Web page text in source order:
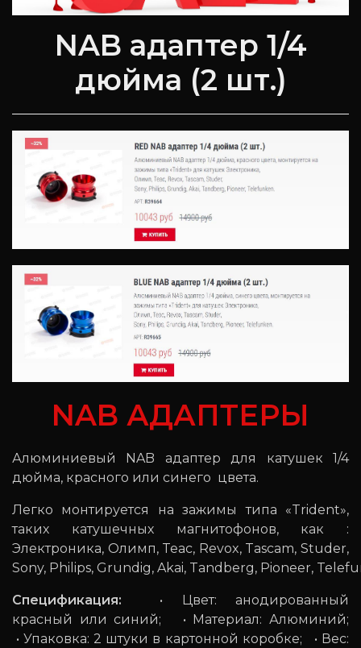
NAB адаптер 1/4
дюйма (2 шт.)
NAB АДАПТЕРЫ
Алюминиевый NAB адаптер для катушек 1/4
дюйма, красного или синего цвета.
Легко монтируется на зажимы типа «Trident»,
таких катушечных магнитофонов, как :
Электроника, Олимп, Teac, Revox, Tascam, Studer,
Sony, Philips, Grundig, Akai, Tandberg, Pioneer,
Спецификация: • Цвет: анодированный
красный или синий; • Материал: Алюминий;
• Упаковка: 2 штуки в картонной коробке; • Вес: